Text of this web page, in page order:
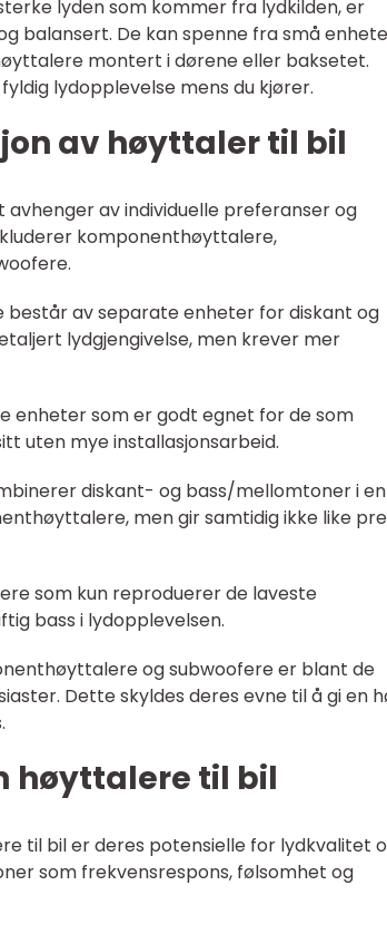
lyden som kommer fra lydkilden, er
balansert. De kan spenne fra små
montert i dørene eller baksetet.
lydopplevelse mens du kjører.
av høyttaler til bil
av individuelle preferanser og
komponenthøyttalere,
av separate enheter for diskant og
lydgjengivelse, men krever mer
enheter som er godt egnet for de som
uten mye installasjonsarbeid.
diskant- og bass/mellomtoner i en
men gir samtidig ikke like
som kun reproduerer de laveste
bass i lydopplevelsen.
og subwoofere er blant de
Dette skyldes deres evne til å gi en
høyttalere til bil
til bil er deres potensielle for lydkvalitet
som frekvensrespons, følsomhet og